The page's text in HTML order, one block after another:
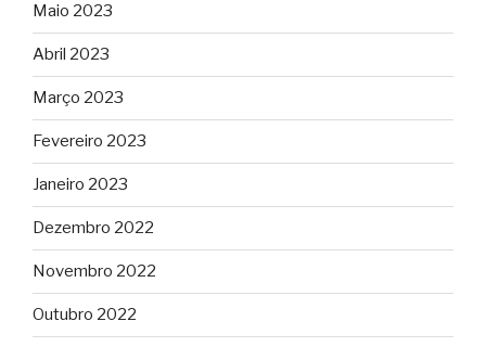
Maio 2023
Abril 2023
Março 2023
Fevereiro 2023
Janeiro 2023
Dezembro 2022
Novembro 2022
Outubro 2022